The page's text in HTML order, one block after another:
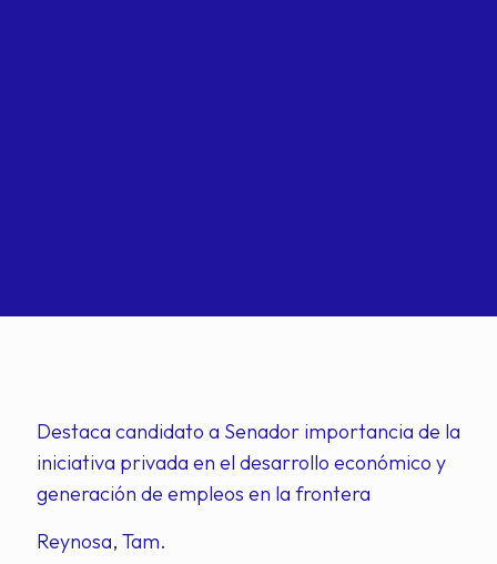
Destaca candidato a Senador importancia de la
iniciativa privada en el desarrollo económico y
generación de empleos en la frontera
Reynosa, Tam.